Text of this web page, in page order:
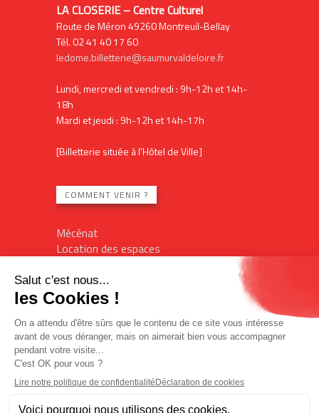
LA CLOSERIE – Centre Culturel
Route de Méron 49260 Montreuil-Bellay
Tél. 02 41 40 17 60
ledome.billetterie@saumurvaldeloire.fr
Lundi, mercredi et vendredi : 9h-12h et 14h-
18h
Mardi et jeudi : 9h-12h et 14h-17h
[Billetterie située à l'Hôtel de Ville]
COMMENT VENIR ?
Mécénat
Location des espaces
Plan du site
Mentions légales
Politique de confidentialité
Politique des cookies
Accès réservé
L'Imagin'R